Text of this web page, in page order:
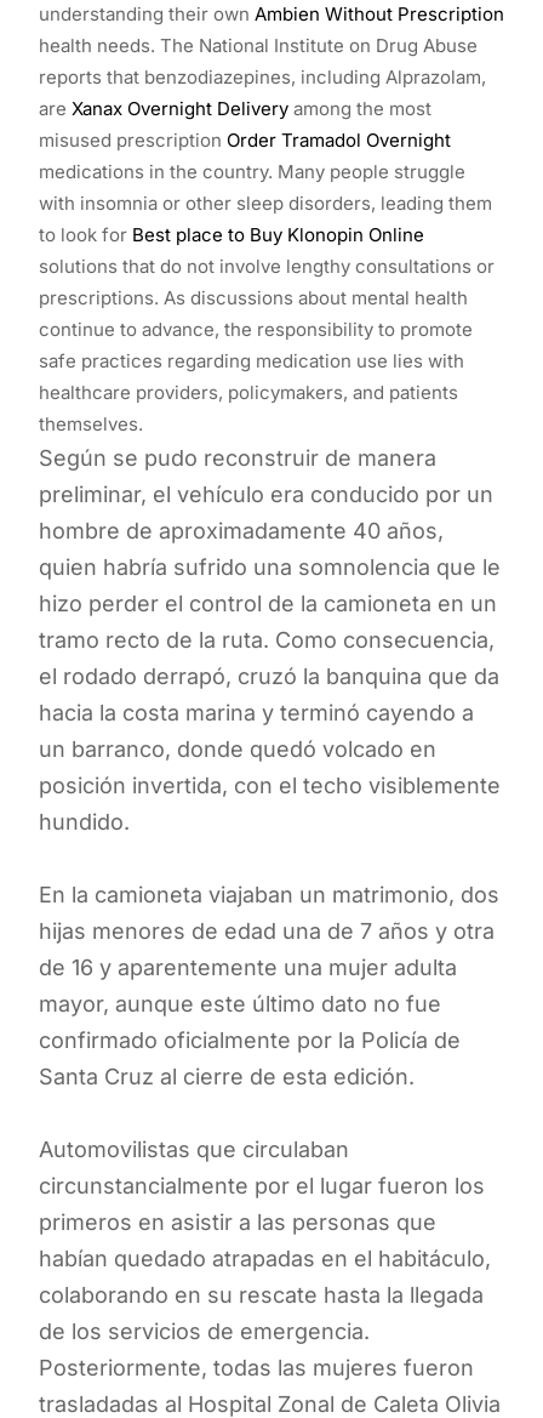
understanding their own Ambien Without Prescription
health needs. The National Institute on Drug Abuse
reports that benzodiazepines, including Alprazolam,
are Xanax Overnight Delivery among the most
misused prescription Order Tramadol Overnight
medications in the country. Many people struggle
with insomnia or other sleep disorders, leading them
to look for Best place to Buy Klonopin Online
solutions that do not involve lengthy consultations or
prescriptions. As discussions about mental health
continue to advance, the responsibility to promote
safe practices regarding medication use lies with
healthcare providers, policymakers, and patients
themselves.
Según se pudo reconstruir de manera
preliminar, el vehículo era conducido por un
hombre de aproximadamente 40 años,
quien habría sufrido una somnolencia que le
hizo perder el control de la camioneta en un
tramo recto de la ruta. Como consecuencia,
el rodado derrapó, cruzó la banquina que da
hacia la costa marina y terminó cayendo a
un barranco, donde quedó volcado en
posición invertida, con el techo visiblemente
hundido.
En la camioneta viajaban un matrimonio, dos
hijas menores de edad una de 7 años y otra
de 16 y aparentemente una mujer adulta
mayor, aunque este último dato no fue
confirmado oficialmente por la Policía de
Santa Cruz al cierre de esta edición.
Automovilistas que circulaban
circunstancialmente por el lugar fueron los
primeros en asistir a las personas que
habían quedado atrapadas en el habitáculo,
colaborando en su rescate hasta la llegada
de los servicios de emergencia.
Posteriormente, todas las mujeres fueron
trasladadas al Hospital Zonal de Caleta Olivia